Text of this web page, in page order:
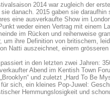
2014 war zugleich der
danach. 2015 gaben sie
eine ausverkaufte Show im
weder einen Vertrag mit einem
im Rücken und reihenweise
um ihre Definition von britischem,
Natti auszeichnet, einem
in den letzten zwei Jahren:
Abend im Kentish Town
„Brooklyn“ und zuletzt „Hard To Be
sich, ein kleines Pop-Juwel:
Hemmungslosigkeit und